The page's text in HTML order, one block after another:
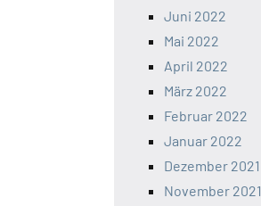
Juni 2022
Mai 2022
April 2022
März 2022
Februar 2022
Januar 2022
Dezember 2021
November 2021